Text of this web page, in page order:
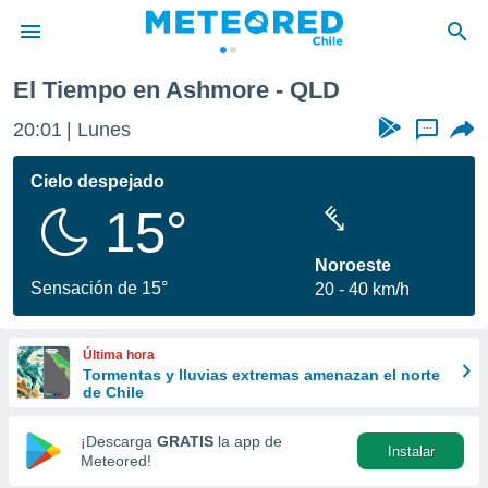
de
por
se
calidad.
a este
las
y
forma
digital
basada
El Tiempo en Ashmore - QLD
20:01 Lunes ...
Cielo despejado
15°
Sensación de 15°
Noroeste
20
40 km/h
Última hora
Tormentas y lluvias extremas amenazan el norte
de Chile
¡Descarga GRATIS la app de
Meteored!
Instalar